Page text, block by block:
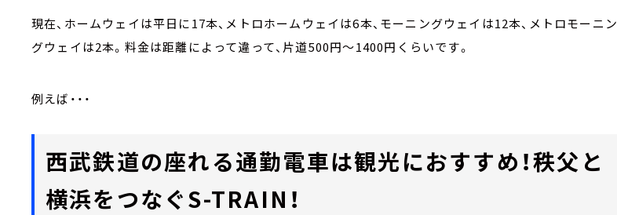
現在、ホームウェイは平日に17本、メトロホームウェイは6本、モーニングウェイは12本、メトロモーニン
グウェイは2本。料金は距離によって違って、片道500円～1400円くらいです。
例えば・・・
西武鉄道の座れる通勤電車は観光におすすめ！秩父と
横浜をつなぐS-TRAIN！